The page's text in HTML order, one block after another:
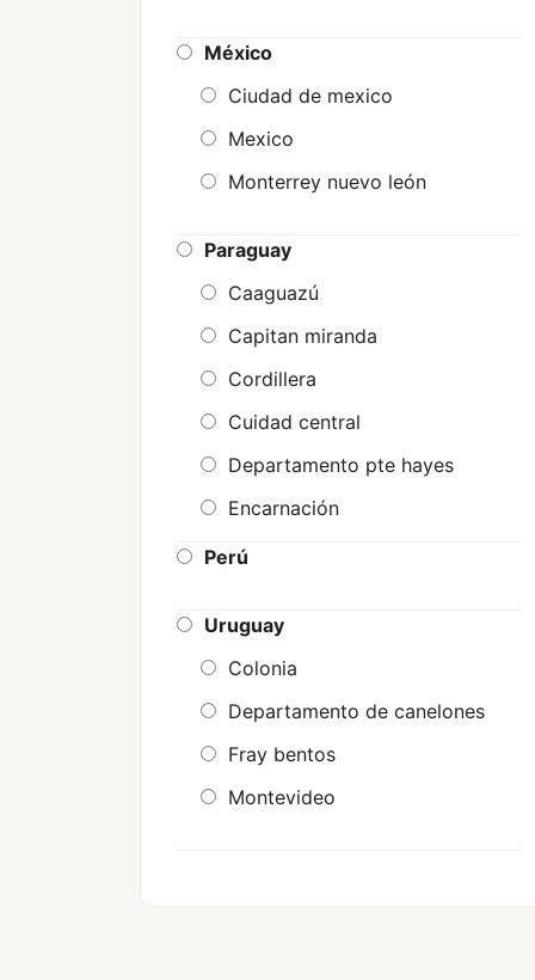
Tierra del fuego e islas del
México
Ciudad de mexico
Mexico
Monterrey nuevo león
Paraguay
Caaguazú
Capitan miranda
Cordillera
Cuidad central
Departamento pte hayes
Encarnación
Itapua
J augusto saldivar
Luque
Misiones
Paraguay
Presidente hayes
Perú
Uruguay
Colonia
Departamento de canelones
Fray bentos
Montevideo